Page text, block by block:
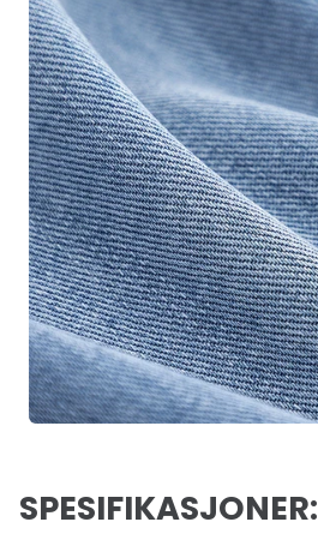
SPESIFIKASJONER: